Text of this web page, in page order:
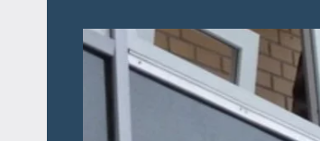
содержимому